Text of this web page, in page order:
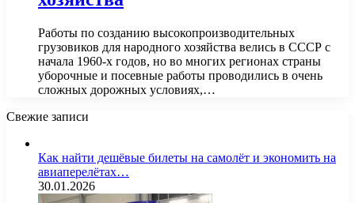
Работы по созданию высокопроизводительных
грузовиков для народного хозяйства велись в СССР с
начала 1960-х годов, но во многих регионах страны
уборочные и посевные работы проводились в очень
сложных дорожных условиях,…
Свежие записи
Как найти дешёвые билеты на самолёт и экономить на
авиаперелётах…
30.01.2026